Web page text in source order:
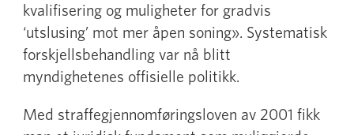
kvalifisering og muligheter for gradvis
‘utslusing’ mot mer åpen soning». Systematisk
forskjellsbehandling var nå blitt
myndighetenes offisielle politikk.
Med straffegjennomføringsloven av 2001 fikk